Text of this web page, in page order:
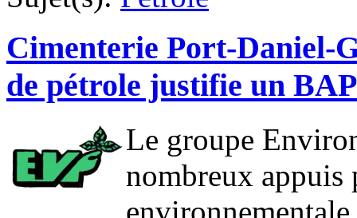
Cimenterie Port-Daniel-
de pétrole justifie un
Le groupe
nombreux appuis